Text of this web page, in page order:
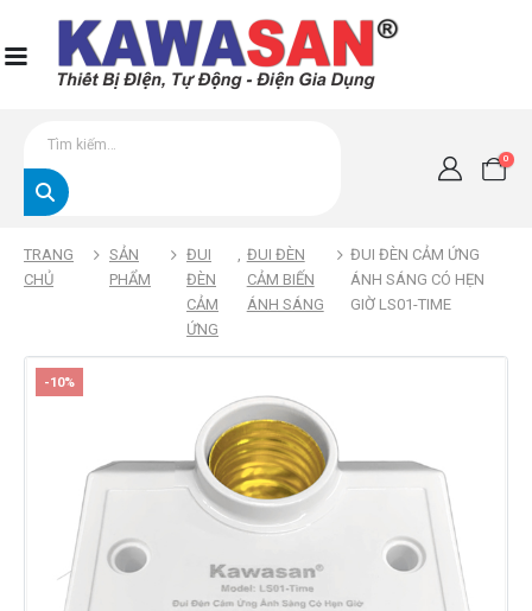
0
TRANG
CHỦ
SẢN
PHẨM
ĐUI
ĐÈN
CẢM
ỨNG
, ĐUI ĐÈN
CẢM BIẾN
ÁNH SÁNG
ĐUI ĐÈN CẢM ỨNG
ÁNH SÁNG CÓ HẸN
GIỜ LS01-TIME
-10%